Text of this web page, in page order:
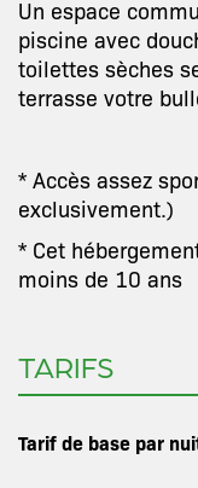
Un espace
piscine avec
toilettes sèches
terrasse votre
* Accès assez
exclusivement.)
* Cet
moins de 10 ans
TARIFS
Tarif de base par